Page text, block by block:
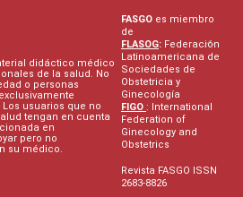
didáctico médico
de la salud. No
o personas
usuarios que no
tengan en cuenta
en
pero no
su médico.
FASGO es miembro
de
FLASOG: Federación
Latinoamericana de
Sociedades de
Obstetricia y
Ginecología
FIGO : International
Federation of
Ginecology and
Obstetrics
Revista FASGO ISSN
2683-8826